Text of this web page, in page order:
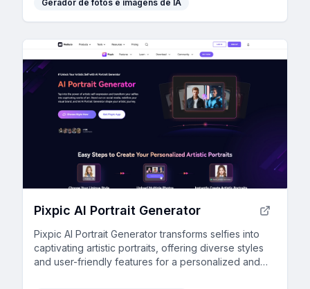
Gerador de fotos e imagens de IA
Pixpic AI Portrait Generator
Pixpic AI Portrait Generator transforms selfies into
captivating artistic portraits, offering diverse styles
and user-friendly features for a personalized and